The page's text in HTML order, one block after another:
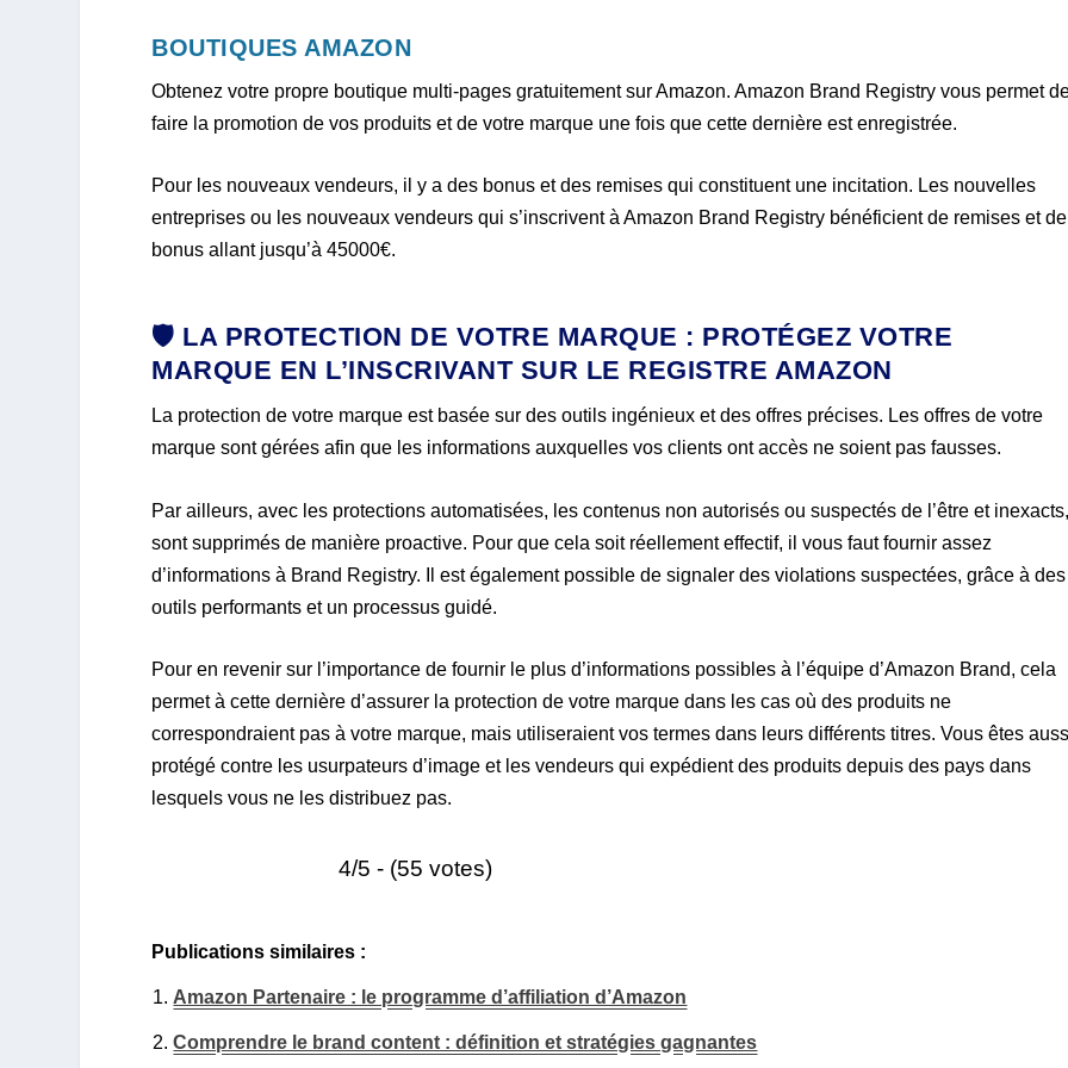
BOUTIQUES AMAZON
Obtenez votre propre boutique multi-pages gratuitement sur Amazon. Amazon Brand Registry vous permet
faire la promotion de vos produits et de votre marque une fois que cette dernière est enregistrée.
Pour les nouveaux vendeurs, il y a des bonus et des remises qui constituent une incitation. Les nouvelles
entreprises ou les nouveaux vendeurs qui s’inscrivent à Amazon Brand Registry bénéficient de remises et de
bonus allant jusqu’à 45000€.
🛡️ LA PROTECTION DE VOTRE MARQUE : PROTÉGEZ VOTRE
MARQUE EN L’INSCRIVANT SUR LE REGISTRE AMAZON
La protection de votre marque est basée sur des outils ingénieux et des offres précises. Les offres de votre
marque sont gérées afin que les informations auxquelles vos clients ont accès ne soient pas fausses.
Par ailleurs, avec les protections automatisées, les contenus non autorisés ou suspectés de l’être et
sont supprimés de manière proactive. Pour que cela soit réellement effectif, il vous faut fournir assez
d’informations à Brand Registry. Il est également possible de signaler des violations suspectées, grâce à des
outils performants et un processus guidé.
Pour en revenir sur l’importance de fournir le plus d’informations possibles à l’équipe d’Amazon Brand, cela
permet à cette dernière d’assurer la protection de votre marque dans les cas où des produits ne
correspondraient pas à votre marque, mais utiliseraient vos termes dans leurs différents titres. Vous êtes
protégé contre les usurpateurs d’image et les vendeurs qui expédient des produits depuis des pays dans
lesquels vous ne les distribuez pas.
4/5 - (55 votes)
Publications similaires :
Amazon Partenaire : le programme d’affiliation d’Amazon
Comprendre le brand content : définition et stratégies gagnantes